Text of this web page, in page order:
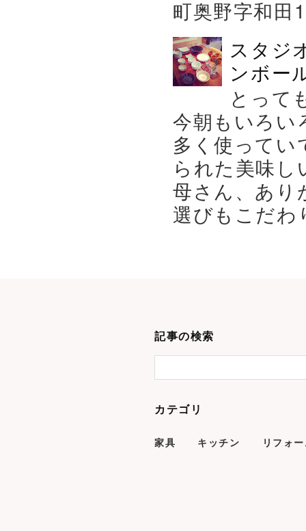
町奥野字和
スタジ
ンボー
とって
今朝もいろい
多く使ってい
られた美味
母さん、あり
選びもこだ
記事の検索
カテゴリ
家具 キッチン リフォ